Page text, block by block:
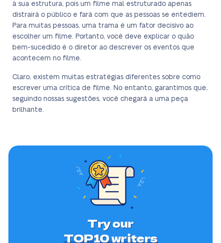
à sua estrutura, pois um filme mal estruturado apenas
distrairá o público e fará com que as pessoas se entediem.
Para muitas pessoas, uma trama é um fator decisivo ao
escolher um filme. Portanto, você deve explicar o quão
bem-sucedido é o diretor ao descrever os eventos que
acontecem no filme.
Claro, existem muitas estratégias diferentes sobre como
escrever uma crítica de filme. No entanto, garantimos que,
seguindo nossas sugestões, você chegará a uma peça
brilhante.
Try our
TOP10 writers